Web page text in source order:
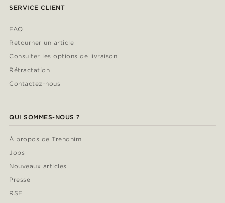
SERVICE CLIENT
FAQ
Retourner un article
Consulter les options de livraison
Rétractation
Contactez-nous
QUI SOMMES-NOUS ?
À propos de Trendhim
Jobs
Nouveaux articles
Presse
RSE